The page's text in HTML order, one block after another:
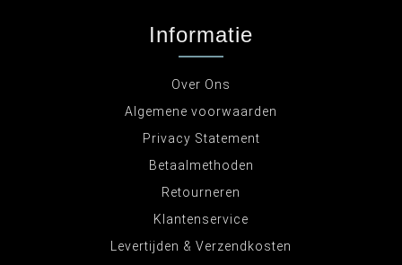
Informatie
Over Ons
Algemene voorwaarden
Privacy Statement
Betaalmethoden
Retourneren
Klantenservice
Levertijden & Verzendkosten